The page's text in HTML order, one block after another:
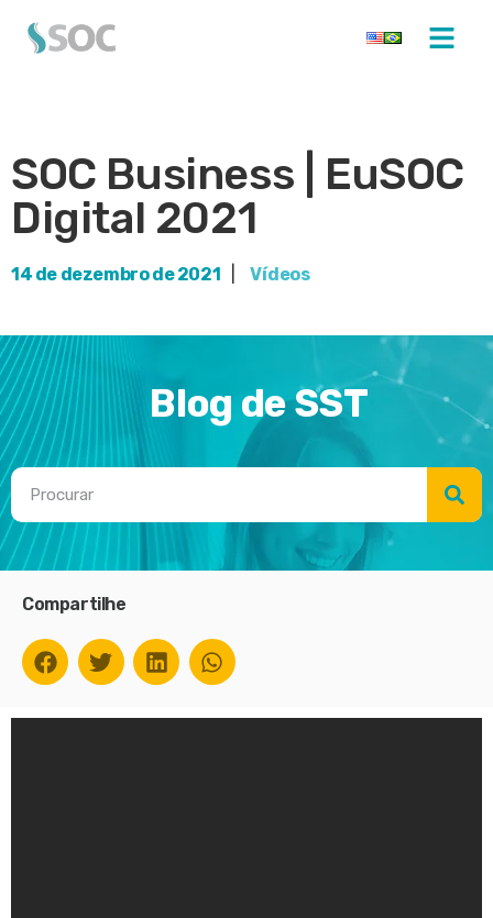
SOC Business | EuSOC
Digital 2021
14 de dezembro de 2021 Vídeos
Blog de SST
Compartilhe